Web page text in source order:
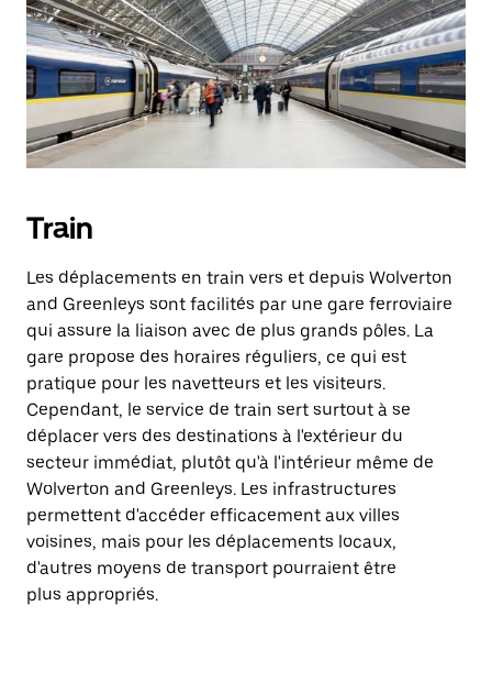
Train
Les déplacements en train vers et depuis Wolverton
and Greenleys sont facilités par une gare ferroviaire
qui assure la liaison avec de plus grands pôles. La
gare propose des horaires réguliers, ce qui est
pratique pour les navetteurs et les visiteurs.
Cependant, le service de train sert surtout à se
déplacer vers des destinations à l'extérieur du
secteur immédiat, plutôt qu'à l'intérieur même de
Wolverton and Greenleys. Les infrastructures
permettent d'accéder efficacement aux villes
voisines, mais pour les déplacements locaux,
d'autres moyens de transport pourraient être
plus appropriés.